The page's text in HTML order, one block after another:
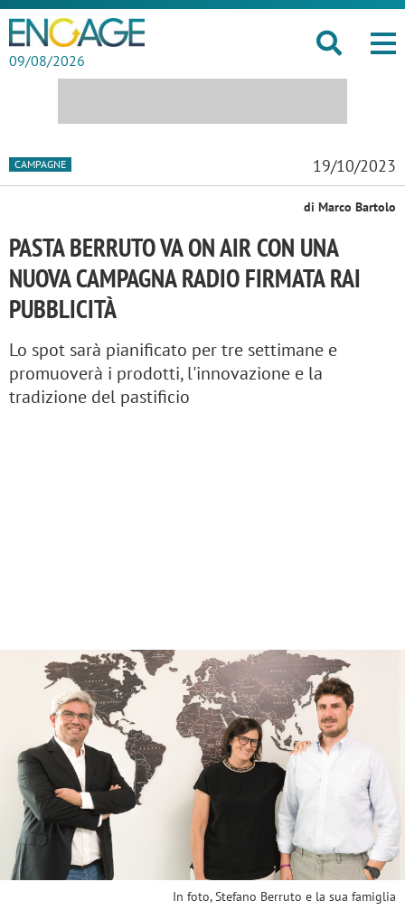
09/08/2026
CAMPAGNE 19/10/2023
di Marco Bartolo
PASTA BERRUTO VA ON AIR CON UNA
NUOVA CAMPAGNA RADIO FIRMATA RAI
PUBBLICITÀ
Lo spot sarà pianificato per tre settimane e
promuoverà i prodotti, l'innovazione e la
tradizione del pastificio
In foto, Stefano Berruto e la sua famiglia